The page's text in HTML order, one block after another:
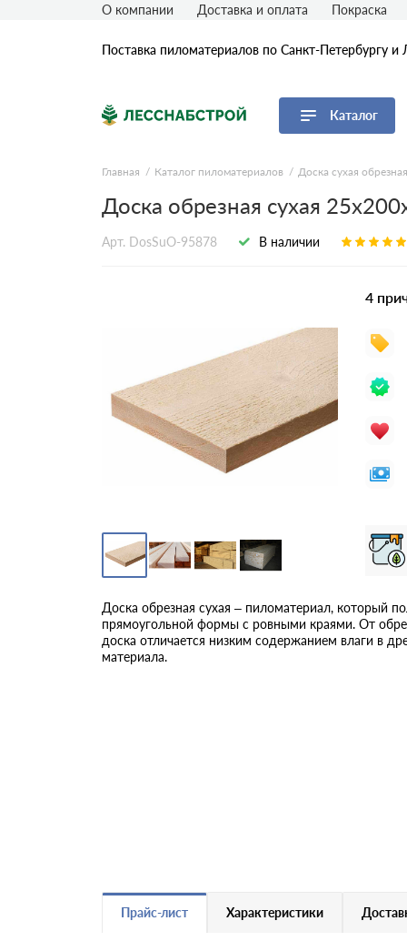
Поставка пиломатериалов по Санкт-Петербургу и
Каталог
Перейти в каталог
Доска
О компании Доставка и оплата Покраска
Главная Каталог пиломатериалов Доска сухая обрезная
Доска обрезная сухая
Арт. DosSuO-95878 В наличии
4
Доска обрезная сухая – пиломатериал, который
прямоугольной формы с ровными краями. От
доска отличается низким содержанием влаги в
материала.
Прайс-лист Характеристики